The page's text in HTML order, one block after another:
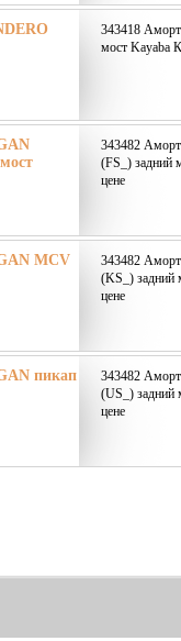
343418
мост Kayaba
343482
(FS_) задний
цене
MCV
343482
(KS_) задний
цене
пикап
343482
(US_) задний
цене